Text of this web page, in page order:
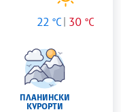
22 °C 30 °C
ПЛАНИНСКИ
КУРОРТИ